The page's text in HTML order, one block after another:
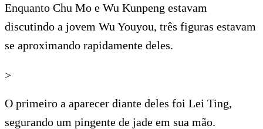
Enquanto Chu Mo e Wu Kunpeng estavam
discutindo a jovem Wu Youyou, três figuras estavam
se aproximando rapidamente deles.
>
O primeiro a aparecer diante deles foi Lei Ting,
segurando um pingente de jade em sua mão.